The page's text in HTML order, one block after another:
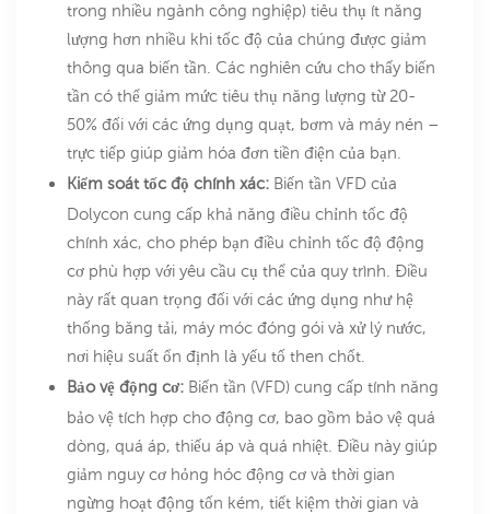
trong nhiều ngành công nghiệp) tiêu thụ ít năng
lượng hơn nhiều khi tốc độ của chúng được giảm
thông qua biến tần. Các nghiên cứu cho thấy biến
tần có thể giảm mức tiêu thụ năng lượng từ 20-
50% đối với các ứng dụng quạt, bơm và máy nén –
trực tiếp giúp giảm hóa đơn tiền điện của bạn.
Kiểm soát tốc độ chính xác: Biến tần VFD của
Dolycon cung cấp khả năng điều chỉnh tốc độ
chính xác, cho phép bạn điều chỉnh tốc độ động
cơ phù hợp với yêu cầu cụ thể của quy trình. Điều
này rất quan trọng đối với các ứng dụng như hệ
thống băng tải, máy móc đóng gói và xử lý nước,
nơi hiệu suất ổn định là yếu tố then chốt.
Bảo vệ động cơ: Biến tần (VFD) cung cấp tính năng
bảo vệ tích hợp cho động cơ, bao gồm bảo vệ quá
dòng, quá áp, thiếu áp và quá nhiệt. Điều này giúp
giảm nguy cơ hỏng hóc động cơ và thời gian
ngừng hoạt động tốn kém, tiết kiệm thời gian và